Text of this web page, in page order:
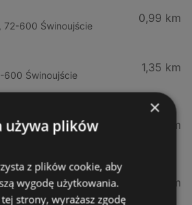
72-600 Świnoujście
0,99 km
600 Świnoujście
1,35 km
Świnoujście), 72-600
1,35 km
72-600 Świnoujście
3,46 km
×
używa plików
z plików cookie, aby
wygodę użytkowania.
strony, wyrażasz zgodę